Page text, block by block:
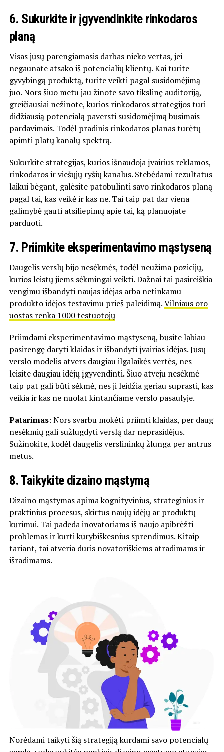
6. Sukurkite ir įgyvendinkite rinkodaros
planą
Visas jūsų parengiamasis darbas nieko vertas, jei
negaunate atsako iš potencialių klientų. Kai turite
gyvybingą produktą, turite veikti pagal susidomėjimą
juo. Nors šiuo metu jau žinote savo tikslinę auditoriją,
greičiausiai nežinote, kurios rinkodaros strategijos turi
didžiausią potencialą paversti susidomėjimą būsimais
pardavimais. Todėl pradinis rinkodaros planas turėtų
apimti platų kanalų spektrą.
Sukurkite strategijas, kurios išnaudoja įvairius reklamos,
rinkodaros ir viešųjų ryšių kanalus. Stebėdami rezultatus
laikui bėgant, galėsite patobulinti savo rinkodaros planą
pagal tai, kas veikė ir kas ne. Tai taip pat dar viena
galimybė gauti atsiliepimų apie tai, ką planuojate
parduoti.
7. Priimkite eksperimentavimo mąstyseną
Daugelis verslų bijo nesėkmės, todėl neužima pozicijų,
kurios leistų jiems sėkmingai veikti. Dažnai tai pasireiškia
vengimu išbandyti naujas idėjas arba netinkamu
produkto idėjos testavimu prieš paleidimą.Vilniaus oro
uostas renka 1000 testuotojų
Priimdami eksperimentavimo mąstyseną, būsite labiau
pasirengę daryti klaidas ir išbandyti įvairias idėjas. Jūsų
verslo modelis atvers daugiau ilgalaikės vertės, nes
leisite daugiau idėjų įgyvendinti. Šiuo atveju nesėkmė
taip pat gali būti sėkmė, nes ji leidžia geriau suprasti, kas
veikia ir kas ne nuolat kintančiame verslo pasaulyje.
Patarimas: Nors svarbu mokėti priimti klaidas, per daug
nesėkmių gali sužlugdyti verslą dar neprasidėjus.
Sužinokite, kodėl daugelis verslininkų žlunga per antrus
metus.
8.Taikykite dizaino mąstymą
Dizaino mąstymas apima kognityvinius, strateginius ir
praktinius procesus, skirtus naujų idėjų ar produktų
kūrimui. Tai padeda inovatoriams iš naujo apibrėžti
problemas ir kurti kūrybiškesnius sprendimus. Kitaip
tariant, tai atveria duris novatoriškiems atradimams ir
išradimams.
Norėdami taikyti šią strategiją kurdami savo potencialų